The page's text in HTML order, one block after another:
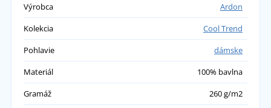
Výrobca
Ardon
Kolekcia
Cool Trend
Pohlavie
dámske
Materiál
100% bavlna
Gramáž
260 g/m2